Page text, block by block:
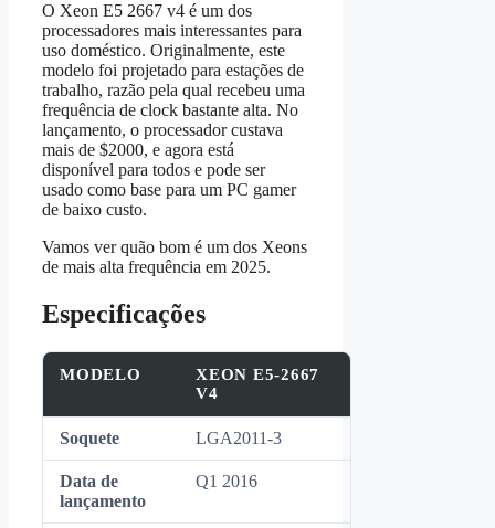
O Xeon E5 2667 v4 é um dos
processadores mais interessantes para
uso doméstico. Originalmente, este
modelo foi projetado para estações de
trabalho, razão pela qual recebeu uma
frequência de clock bastante alta. No
lançamento, o processador custava
mais de $2000, e agora está
disponível para todos e pode ser
usado como base para um PC gamer
de baixo custo.
Vamos ver quão bom é um dos Xeons
de mais alta frequência em 2025.
Especificações
MODELO
XEON E5‑2667
V4
Soquete LGA2011‑3
Data de
lançamento
Q1 2016